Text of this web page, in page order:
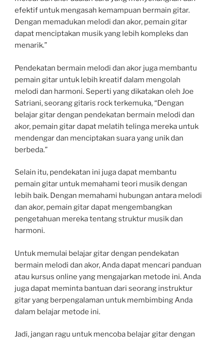
efektif untuk mengasah kemampuan bermain gitar.
Dengan memadukan melodi dan akor, pemain gitar
dapat menciptakan musik yang lebih kompleks dan
menarik.”
Pendekatan bermain melodi dan akor juga membantu
pemain gitar untuk lebih kreatif dalam mengolah
melodi dan harmoni. Seperti yang dikatakan oleh Joe
Satriani, seorang gitaris rock terkemuka, “Dengan
belajar gitar dengan pendekatan bermain melodi dan
akor, pemain gitar dapat melatih telinga mereka untuk
mendengar dan menciptakan suara yang unik dan
berbeda.”
Selain itu, pendekatan ini juga dapat membantu
pemain gitar untuk memahami teori musik dengan
lebih baik. Dengan memahami hubungan antara melodi
dan akor, pemain gitar dapat mengembangkan
pengetahuan mereka tentang struktur musik dan
harmoni.
Untuk memulai belajar gitar dengan pendekatan
bermain melodi dan akor, Anda dapat mencari panduan
atau kursus online yang mengajarkan metode ini. Anda
juga dapat meminta bantuan dari seorang instruktur
gitar yang berpengalaman untuk membimbing Anda
dalam belajar metode ini.
Jadi, jangan ragu untuk mencoba belajar gitar dengan